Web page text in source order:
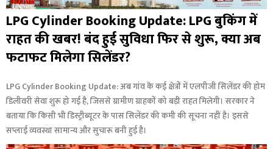
LPG Cylinder Booking Update: LPG बुकिंग में
राहत की खबर! बंद हुई सुविधा फिर से शुरू, क्या अब
फटाफट मिलेगा सिलेंडर?
LPG Cylinder Booking Update: अब गांव के कई क्षेत्रों में एलपीजी सिलेंडर की होम
डिलीवरी सेवा शुरू हो गई है, जिससे ग्रामीण ग्राहकों को बड़ी राहत मिलेगी। सरकार ने
बताया कि किसी भी डिस्ट्रीब्यूटर के पास सिलेंडर की कमी की सूचना नहीं है। इससे
सप्लाई व्यवस्था सामान्य और सुचारू बनी हुई है।